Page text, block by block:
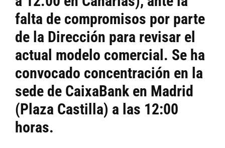
falta de compromisos por parte
de la Dirección para revisar el
actual modelo comercial. Se ha
convocado concentración en la
sede de CaixaBank en Madrid
(Plaza Castilla) a las 12:00
horas.